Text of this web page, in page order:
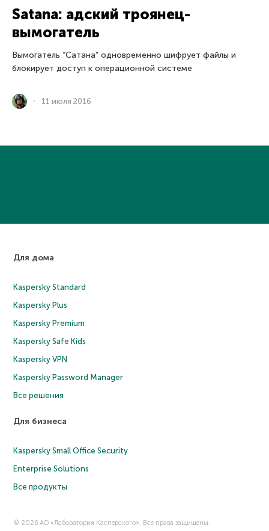
Satana: адский троянец-
вымогатель
Вымогатель “Сатана” одновременно шифрует файлы и
блокирует доступ к операционной системе
11 июля 2016
Для дома
Kaspersky Standard
Kaspersky Plus
Kaspersky Premium
Kaspersky Safe Kids
Kaspersky VPN
Kaspersky Password Manager
Все решения
Для бизнеса
Kaspersky Small Office Security
Enterprise Solutions
Все продукты
© 2026 АО «Лаборатория Касперского». Все права защищены.